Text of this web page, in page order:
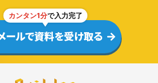
カンタン1分で入力完了
ールで資料を受け取る